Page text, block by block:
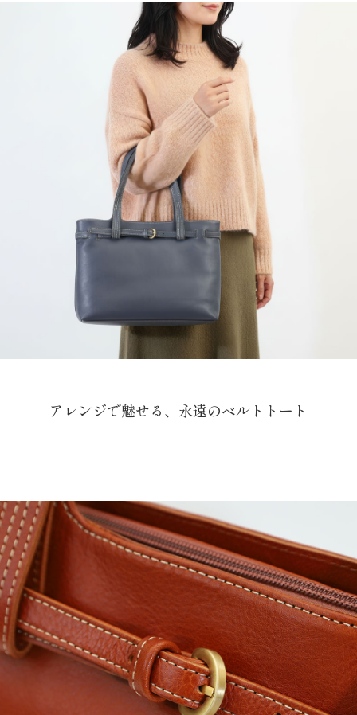
アレンジで魅せる、永遠のベルトトート